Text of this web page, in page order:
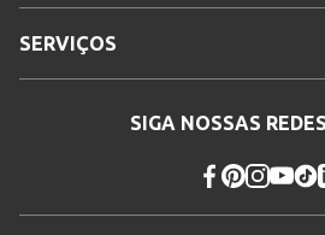
SERVIÇOS
SIGA NOSSAS